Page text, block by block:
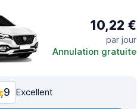
10,22 €
par jour
Annulation gratuite
Excellent